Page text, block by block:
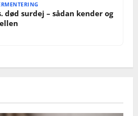
død surdej – sådan kender og